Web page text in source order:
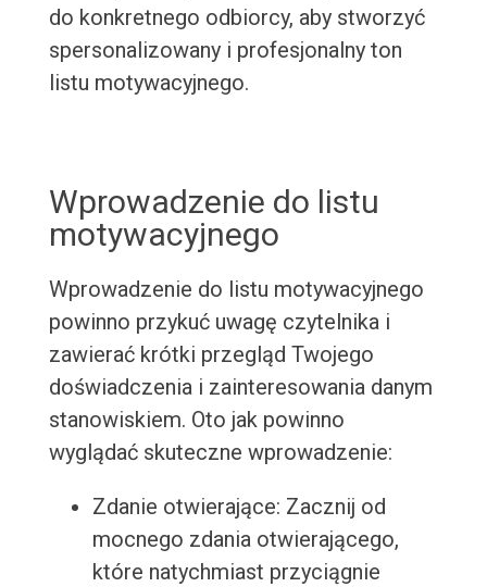
do konkretnego odbiorcy, aby stworzyć
spersonalizowany i profesjonalny ton
listu motywacyjnego.
Wprowadzenie do listu
motywacyjnego
Wprowadzenie do listu motywacyjnego
powinno przykuć uwagę czytelnika i
zawierać krótki przegląd Twojego
doświadczenia i zainteresowania danym
stanowiskiem. Oto jak powinno
wyglądać skuteczne wprowadzenie:
Zdanie otwierające: Zacznij od
mocnego zdania otwierającego,
które natychmiast przyciągnie